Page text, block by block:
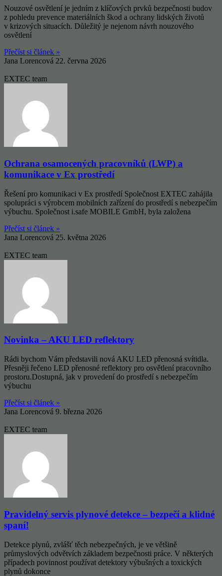
Nouzové osvětlení je jedním z klíčových prvků bezpečnosti budov
z pohledu prevence materiálních škod a ochrany lidských životů
v krizových situacích. Důležitý je nejenom návrh nouzového
osvětlení
Přečíst si článek »
Jana Lorencová 22. června 2026
EXTEC team
Ochrana osamocených pracovníků (LWP) a
komunikace v Ex prostředí
Řešení pro komunikaci v Ex prostředí Společnost EXTEC zahájila
spolupráci s výrobcem mobilních zařízení do prostředí s nebezpečím
výbuchu. Společnost i.safe MOBILE GmbH, byla založena
Přečíst si článek »
Jana Lorencová 25. května 2026
EXTEC team
Novinka – AKU LED reflektory
Rádi bychom Vám představili nová AKU LED přenosná svítidla.
Přesněji řečeno LED přenosné reflektory pro osvětlení pracovního
prostoru.Dostupná, jak v provedení do prostředí s nebezpečím
výbuchu
Přečíst si článek »
Jana Lorencová 9. března 2026
EXTEC team
Pravidelný servis plynové detekce – bezpečí a klidné
spaní!
Detekce plynů, zvlášť těch nebezpečných, je ve většině
průmyslových odvětvích základem bezpečnosti práce. V některých
případech povinnost používat detektory výbušných a toxických
plynů dokonce